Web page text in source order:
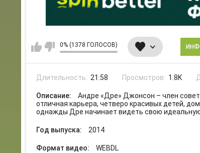
0% (1378 ГОЛОСОВ)
Длительность: 21:58 Просмотров: 1.8K
Описание:
Андре «Дре» Джонсон – член
отличная карьера, четверо красивых детей,
однажды Дре начинает видеть свою
Год выпуска: 2014
Формат видео: WEBDL